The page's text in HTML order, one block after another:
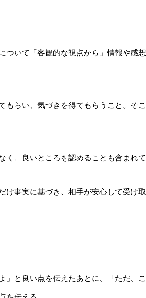
ついて「客観的な視点から」情報や感
もらい、気づきを得てもらうこと。そ
く、良いところを認めることも含まれて
け事実に基づき、相手が安心して受け
」と良い点を伝えたあとに、「ただ、